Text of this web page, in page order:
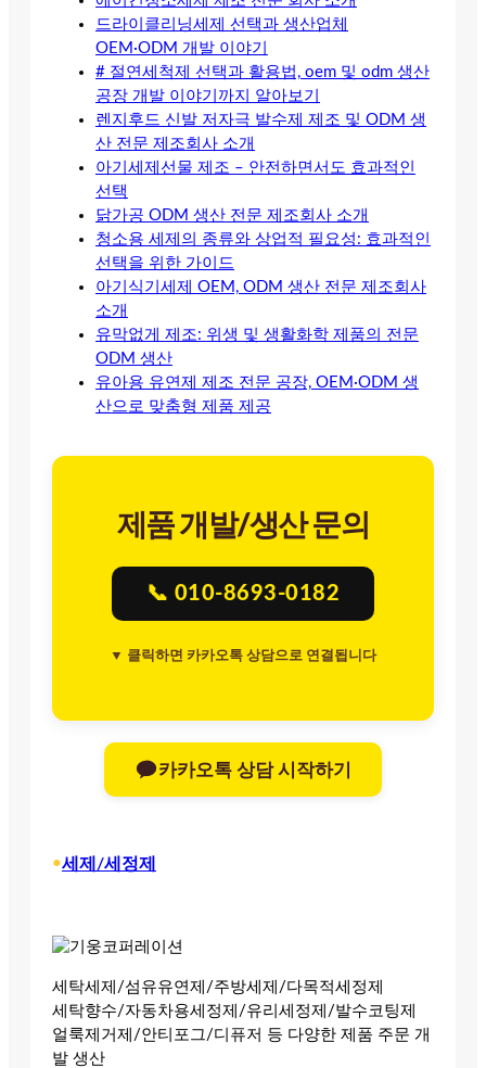
드라이클리닝세제 선택과 생산업체
OEM·ODM 개발 이야기
# 절연세척제 선택과 활용법, oem 및 odm 생산
공장 개발 이야기까지 알아보기
렌지후드 신발 저자극 발수제 제조 및 ODM 생
산 전문 제조회사 소개
아기세제선물 제조 – 안전하면서도 효과적인
선택
닭가공 ODM 생산 전문 제조회사 소개
청소용 세제의 종류와 상업적 필요성: 효과적인
선택을 위한 가이드
아기식기세제 OEM, ODM 생산 전문 제조회사
소개
유막없게 제조: 위생 및 생활화학 제품의 전문
ODM 생산
유아용 유연제 제조 전문 공장, OEM·ODM 생
산으로 맞춤형 제품 제공
제품 개발/생산 문의
📞 010-8693-0182
▼ 클릭하면 카카오톡 상담으로 연결됩니다
카카오톡 상담 시작하기
•세제/세정제
세탁세제/섬유유연제/주방세제/다목적세정제
세탁향수/자동차용세정제/유리세정제/발수코팅제
얼룩제거제/안티포그/디퓨저 등 다양한 제품 주문 개
발 생산